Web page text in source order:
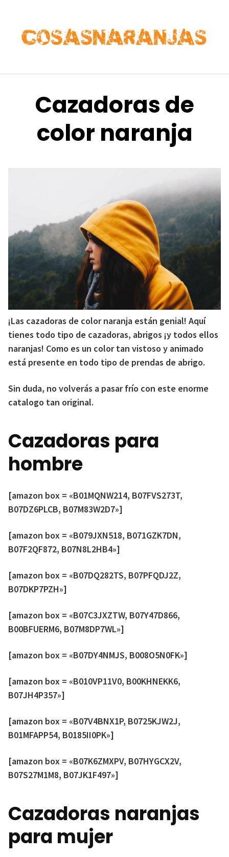
contenido
Cazadoras de
color naranja
¡Las cazadoras de color naranja están genial! Aquí
tienes todo tipo de cazadoras, abrigos ¡y todos ellos
naranjas! Como es un color tan vistoso y animado
está presente en todo tipo de prendas de abrigo.
Sin duda, no volverás a pasar frío con este enorme
catalogo tan original.
Cazadoras para
hombre
[amazon box = «B01MQNW214, B07FVS273T,
B07DZ6PLCB, B07M83W2D7»]
[amazon box = «B079JXN518, B071GZK7DN,
B07F2QF872, B07N8L2HB4»]
[amazon box = «B07DQ282TS, B07PFQDJ2Z,
B07DKP7PZH»]
[amazon box = «B07C3JXZTW, B07Y47D866,
B00BFUERM6, B07M8DP7WL»]
[amazon box = «B07DY4NMJS, B008O5N0FK»]
[amazon box = «B010VP11V0, B00KHNEKK6,
B07JH4P357»]
[amazon box = «B07V4BNX1P, B0725KJW2J,
B01MFAPP54, B0185II0PK»]
[amazon box = «B07K6ZMXPV, B07HYGCX2V,
B07S27M1M8, B07JK1F497»]
Cazadoras naranjas
para mujer